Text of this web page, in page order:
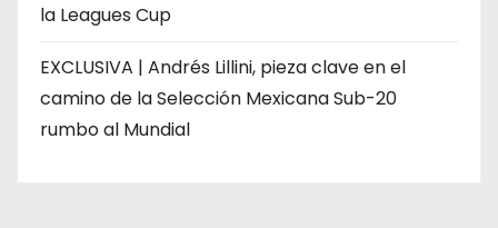
la Leagues Cup
EXCLUSIVA | Andrés Lillini, pieza clave en el
camino de la Selección Mexicana Sub-20
rumbo al Mundial